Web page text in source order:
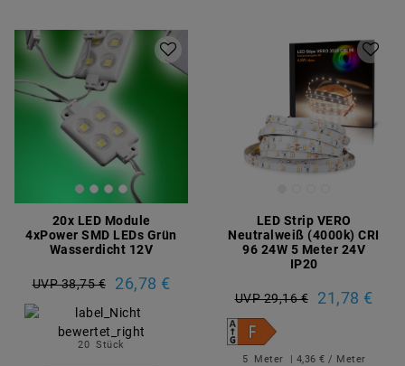
20x LED Module
4xPower SMD LEDs Grün
Wasserdicht 12V
UVP 38,75 € 26,78 €
20 Stück
LED Strip VERO
Neutralweiß (4000k) CRI
96 24W 5 Meter 24V
IP20
UVP 29,16 € 21,78 €
5 Meter | 4,36 € / Meter